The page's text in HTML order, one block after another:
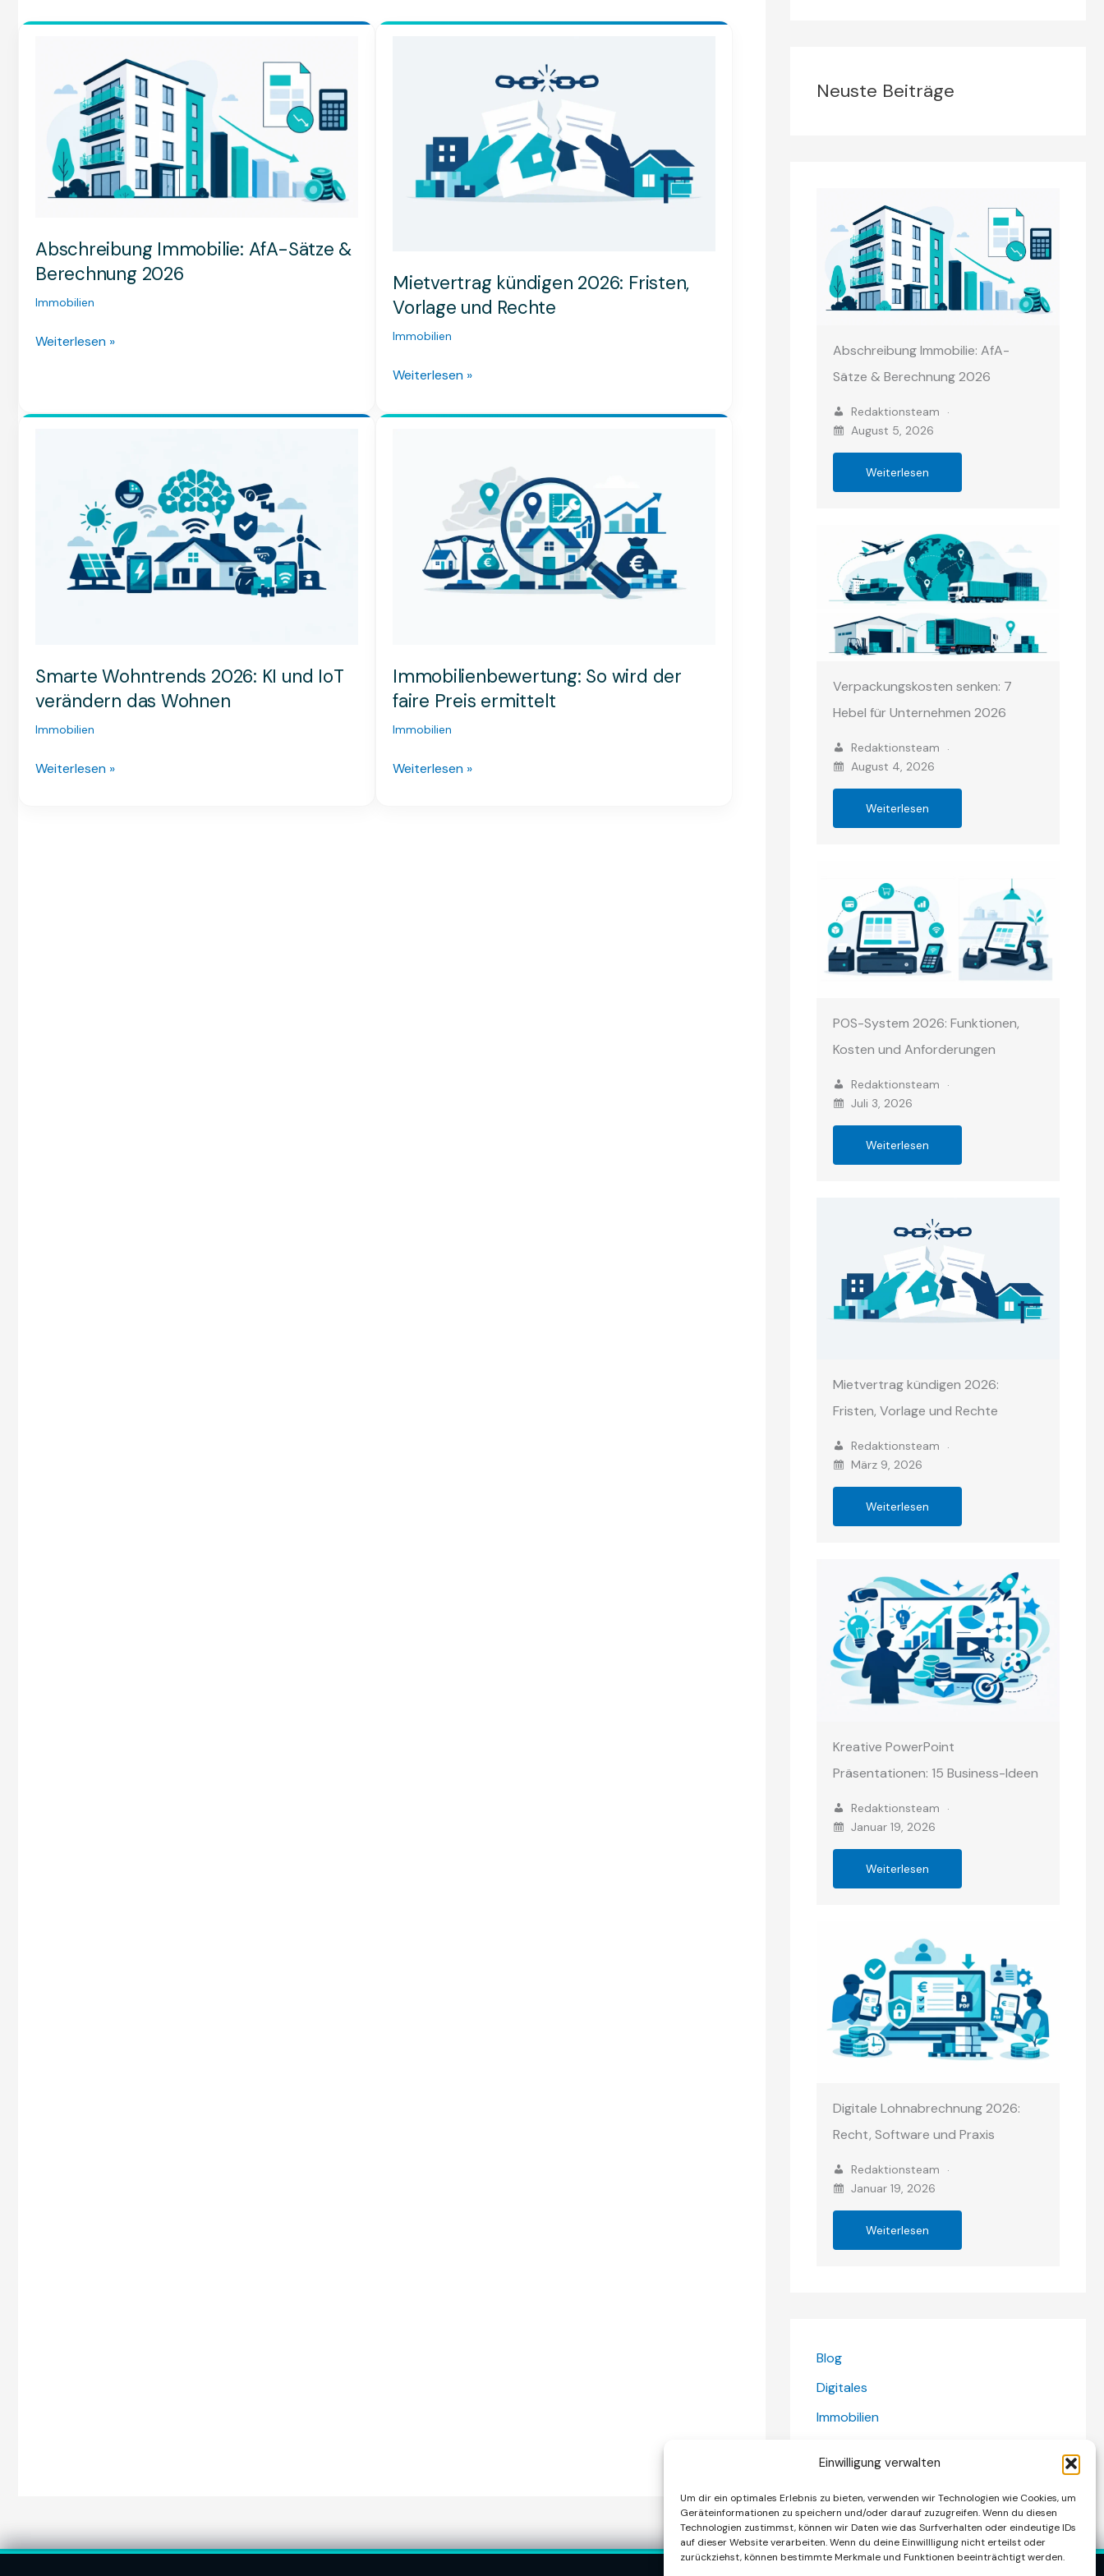
Einwilligung verwalten
Um dir ein optimales Erlebnis zu bieten, verwenden wir Technologien wie Cookies, um
Geräteinformationen zu speichern und/oder darauf zuzugreifen. Wenn du diesen
Technologien zustimmst, können wir Daten wie das Surfverhalten oder eindeutige IDs
auf dieser Website verarbeiten. Wenn du deine Einwillligung nicht erteilst oder
zurückziehst, können bestimmte Merkmale und Funktionen beeinträchtigt werden.
Abschreibung Immobilie: AfA-Sätze &
Berechnung 2026
Immobilien
AfA-
Berechnung
2026
Weiterlesen »
Mietvertrag kündigen 2026: Fristen,
Vorlage und Rechte
Immobilien
Vorlage
Rechte
Weiterlesen »
Smarte Wohntrends 2026: KI und IoT
verändern das Wohnen
Immobilien
verändern
Weiterlesen »
Immobilienbewertung: So wird der
faire Preis ermittelt
Immobilien
ermittelt
Weiterlesen »
Neuste Beiträge
Abschreibung Immobilie: AfA-
Sätze & Berechnung 2026
Redaktionsteam
August 5, 2026
Weiterlesen
Verpackungskosten senken: 7
Hebel für Unternehmen 2026
Redaktionsteam
August 4, 2026
Weiterlesen
POS-System 2026: Funktionen,
Kosten und Anforderungen
Redaktionsteam
Juli 3, 2026
Weiterlesen
Mietvertrag kündigen 2026:
Fristen, Vorlage und Rechte
Redaktionsteam
März 9, 2026
Weiterlesen
Kreative PowerPoint
Präsentationen: 15 Business-Ideen
Redaktionsteam
Januar 19, 2026
Weiterlesen
Digitale Lohnabrechnung 2026:
Recht, Software und Praxis
Redaktionsteam
Januar 19, 2026
Weiterlesen
Blog
Digitales
Immobilien